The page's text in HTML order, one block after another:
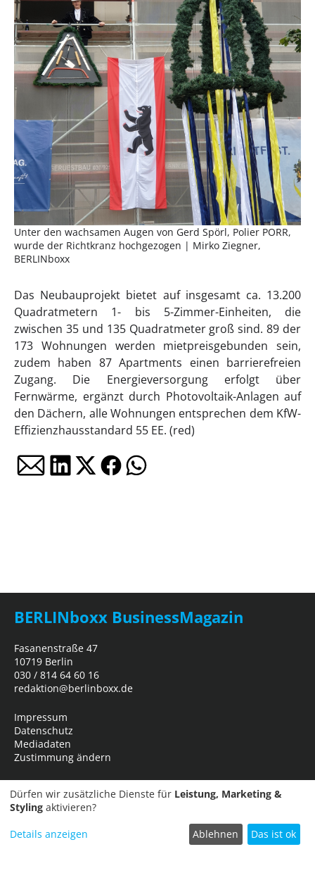
Unter den wachsamen Augen von Gerd Spörl, Polier PORR,
wurde der Richtkranz hochgezogen | Mirko Ziegner,
BERLINboxx
Das Neubauprojekt bietet auf insgesamt ca. 13.200
Quadratmetern 1- bis 5-Zimmer-Einheiten, die
zwischen 35 und 135 Quadratmeter groß sind. 89 der
173 Wohnungen werden mietpreisgebunden sein,
zudem haben 87 Apartments einen barrierefreien
Zugang. Die Energieversorgung erfolgt über
Fernwärme, ergänzt durch Photovoltaik-Anlagen auf
den Dächern, alle Wohnungen entsprechen dem KfW-
Effizienzhausstandard 55 EE. (red)
BERLINboxx BusinessMagazin
Fasanenstraße 47
10719 Berlin
030 / 814 64 60 16
redaktion@berlinboxx.de
Impressum
Datenschutz
Mediadaten
Zustimmung ändern
Dürfen wir zusätzliche Dienste für Leistung, Marketing &
Styling aktivieren?
Details anzeigen Ablehnen Das ist ok